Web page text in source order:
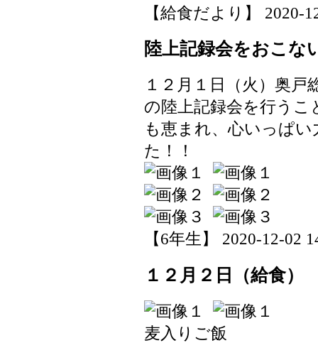
【給食だより】 2020-
陸上記録会をおこな
１２月１日（火）奥
の陸上記録会を行う
も恵まれ、心いっぱ
た！！
【6年生】 2020-12-02
１２月２日（給食）
麦入りご飯